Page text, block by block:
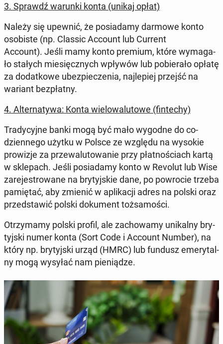
3. Sprawdź warunki konta (unikaj opłat)
Należy się upewnić, że po­sia­da­my darmowe konto
oso­bi­ste (np. Classic Account lub Current
Account). Jeśli mamy konto premium, które wy­ma­ga­
ło stałych mie­sięcz­nych wpływów lub po­bie­ra­ło opłatę
za do­dat­ko­we ubez­pie­cze­nia, naj­le­piej przejść na
wariant bez­płat­ny.
4. Al­ter­na­ty­wa: Konta wie­lo­wa­lu­to­we (fin­te­chy)
Tra­dy­cyj­ne banki mogą być mało wygodne do co­
dzien­ne­go użytku w Polsce ze względu na wysokie
pro­wi­zje za prze­wa­lu­to­wa­nie przy płat­no­ściach kartą
w skle­pach. Jeśli po­sia­da­my konto w Revolut lub Wise
za­re­je­stro­wa­ne na bry­tyj­skie dane, po po­wro­cie trzeba
pa­mię­tać, aby zmienić w apli­ka­cji adres na polski oraz
przed­sta­wić polski do­ku­ment toż­sa­mo­ści.
Otrzy­ma­my polski profil, ale za­cho­wa­my uni­kal­ny bry­
tyj­ski numer konta (Sort Code i Account Number), na
który np. bry­tyj­ski urząd (HMRC) lub fundusz eme­ry­tal­
ny mogą wysyłać nam pie­nią­dze.